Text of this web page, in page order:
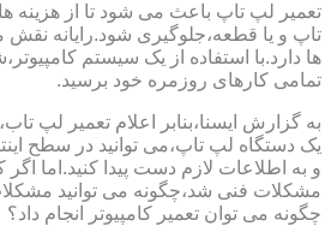
تعمیر لپ تاپ باعث می شود تا از هزینه
تاپ و یا قطعه،جلوگیری شود.رایانه
ها دارد.با استفاده از یک سیستم
تمامی کارهای روزمره خود برسید.
به گزارش ایسنا،بنابر اعلام تعمیر لپ
یک دستگاه لپ تاپ،می توانید در سطح
و به اطلاعات لازم دست پیدا کنید.اما اگر
مشکلات فنی شد،چگونه می توانید
چگونه می توان تعمیر کامپیوتر انجام داد؟